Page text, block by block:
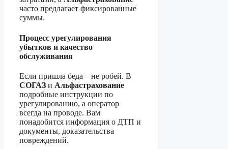
часто предлагает фиксированные
суммы.
Процесс урегулирования
убытков и качество
обслуживания
Если пришла беда – не робей. В
СОГАЗ и Альфастрахование
подробные инструкции по
урегулированию, а оператор
всегда на проводе. Вам
понадобится информация о ДТП и
документы, доказательства
повреждений.